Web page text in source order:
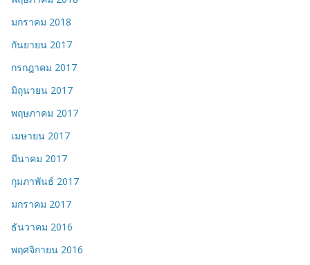
มกราคม 2018
กันยายน 2017
กรกฎาคม 2017
มิถุนายน 2017
พฤษภาคม 2017
เมษายน 2017
มีนาคม 2017
กุมภาพันธ์ 2017
มกราคม 2017
ธันวาคม 2016
พฤศจิกายน 2016